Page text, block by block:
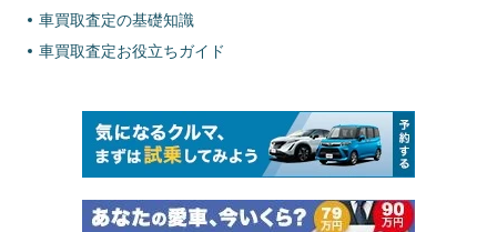
車買取査定の基礎知識
車買取査定お役立ちガイド